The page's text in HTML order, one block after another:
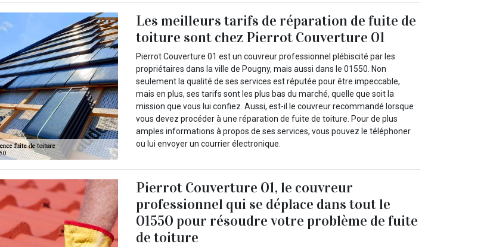
Les meilleurs tarifs de réparation de fuite de
toiture sont chez Pierrot Couverture 01
Pierrot Couverture 01 est un couvreur professionnel plébiscité par les
propriétaires dans la ville de Pougny, mais aussi dans le 01550. Non
seulement la qualité de ses services est réputée pour être impeccable,
mais en plus, ses tarifs sont les plus bas du marché, quelle que soit la
mission que vous lui confiez. Aussi, est-il le couvreur recommandé lorsque
vous devez procéder à une réparation de fuite de toiture. Pour de plus
amples informations à propos de ses services, vous pouvez le téléphoner
ou lui envoyer un courrier électronique.
Pierrot Couverture 01, le couvreur
professionnel qui se déplace dans tout le
01550 pour résoudre votre problème de fuite
de toiture